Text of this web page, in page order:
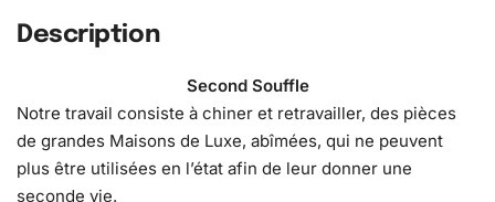
Description
Second Souffle
Notre travail consiste à chiner et retravailler, des pièces
de grandes Maisons de Luxe, abîmées, qui ne peuvent
plus être utilisées en l’état afin de leur donner une
seconde vie.